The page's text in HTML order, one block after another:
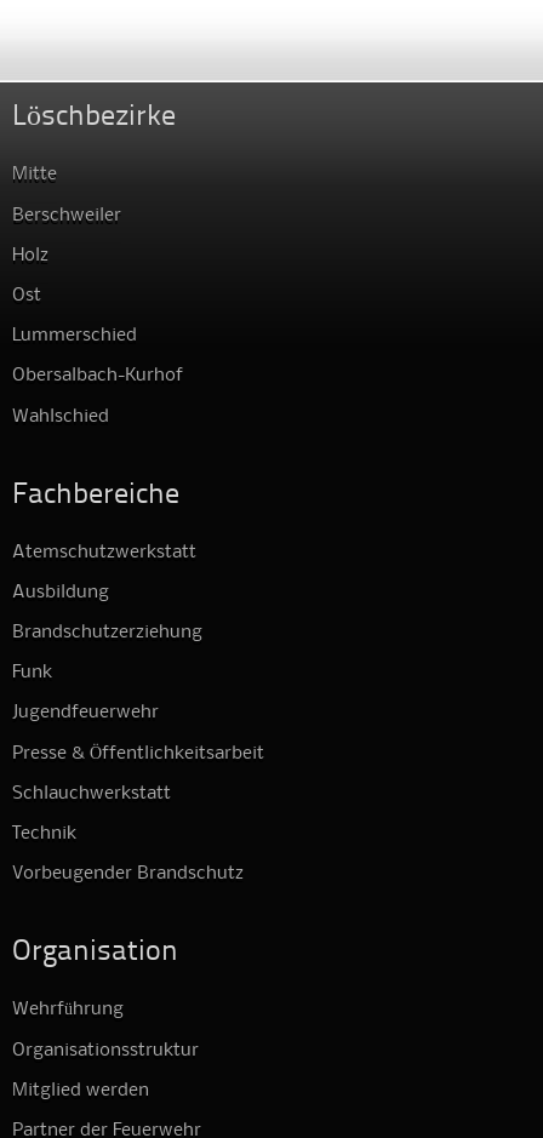
Löschbezirke
Mitte
Berschweiler
Holz
Ost
Lummerschied
Obersalbach-Kurhof
Wahlschied
Fachbereiche
Atemschutzwerkstatt
Ausbildung
Brandschutzerziehung
Funk
Jugendfeuerwehr
Presse & Öffentlichkeitsarbeit
Schlauchwerkstatt
Technik
Vorbeugender Brandschutz
Organisation
Wehrführung
Organisationsstruktur
Mitglied werden
Partner der Feuerwehr